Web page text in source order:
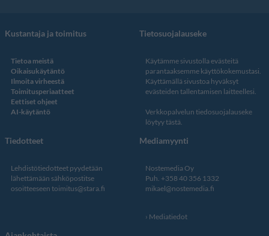
Kustantaja ja toimitus
Tietoa meistä
Oikaisukäytäntö
Ilmoita virheestä
Toimitusperiaatteet
Eettiset ohjeet
AI-käytäntö
Tietosuojalauseke
Käytämme sivustolla evästeitä
parantaaksemme käyttökokemustasi.
Käyttämällä sivustoa hyväksyt
evästeiden tallentamisen laitteellesi.
Verkkopalvelun tiedosuojalauseke
löytyy tästä
Tiedotteet
Lehdistötiedotteet pyydetään
lähettämään sähköpostitse
osoitteeseen toimitus@stara.fi
Mediamyynti
Nostemedia Oy
Puh. +358 40 356 1332
mikael@nostemedia.fi
Mediatiedot